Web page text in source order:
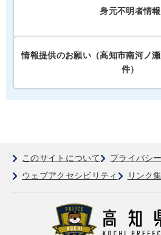
身元不明者情報
情報提供のお願い（高知市南河ノ
件）
このサイトについて
プライバシ
ウェブアクセシビリティ
リンク集